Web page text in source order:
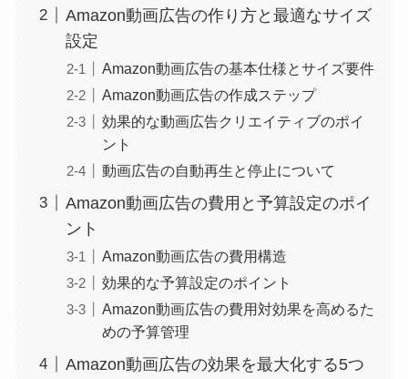
Amazon動画広告の作り方と最適なサイズ
設定
Amazon動画広告の基本仕様とサイズ要件
Amazon動画広告の作成ステップ
効果的な動画広告クリエイティブのポイ
ント
動画広告の自動再生と停止について
Amazon動画広告の費用と予算設定のポイ
ント
Amazon動画広告の費用構造
効果的な予算設定のポイント
Amazon動画広告の費用対効果を高めるた
めの予算管理
Amazon動画広告の効果を最大化する5つ